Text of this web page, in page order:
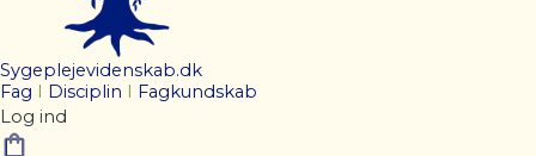
Sygeplejevidenskab.dk
Fag I Disciplin I Fagkundskab
Log ind